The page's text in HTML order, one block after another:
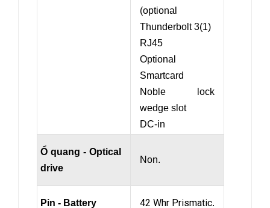
(optional
Thunderbolt 3(1)
RJ45
Optional
Smartcard
Noble lock
wedge slot
DC-in
Ổ quang - Optical
drive
Non.
Pin - Battery 42 Whr Prismatic.